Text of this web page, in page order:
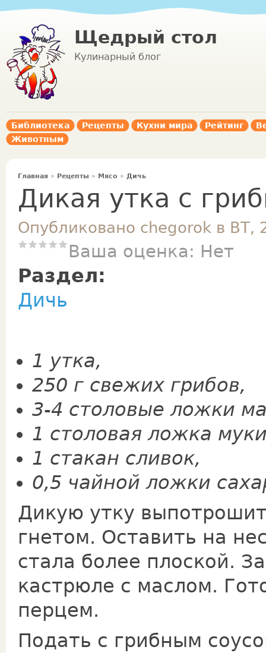
Щедрый стол
Кулинарный блог
Библиотека Рецепты Кухни мира Рейтинг
Животным
Главная » Рецепты » Мясо » Дичь
Дикая утка с
Опубликовано chegorok в ВТ,
Ваша оценка: Нет
Раздел:
Дичь
1 утка,
250 г свежих грибов,
3-4 столовые ложки
1 столовая ложка
1 ста­кан сливок,
0,5 чайной ложки
Дикую утку
гнетом. Оставить на
стала более плоской.
кастрюле с маслом.
перцем.
Подать с грибным